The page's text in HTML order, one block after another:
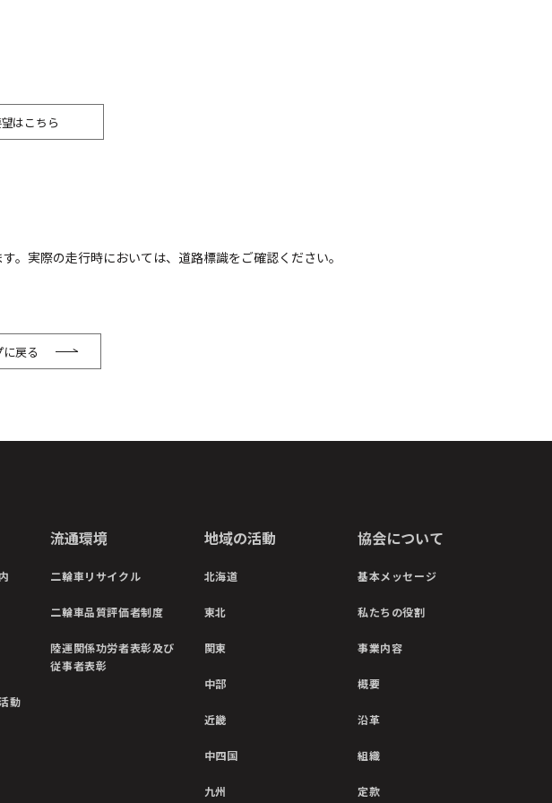
はこちら
実際の走行時においては、道路標識をご確認ください。
戻る
動
流通環境
二輪車リサイクル
二輪車品質評価者制度
陸運関係功労者表彰及び
従事者表彰
地域の活動
北海道
東北
関東
中部
近畿
中四国
九州
協会について
基本メッセージ
私たちの役割
事業内容
概要
沿革
組織
定款